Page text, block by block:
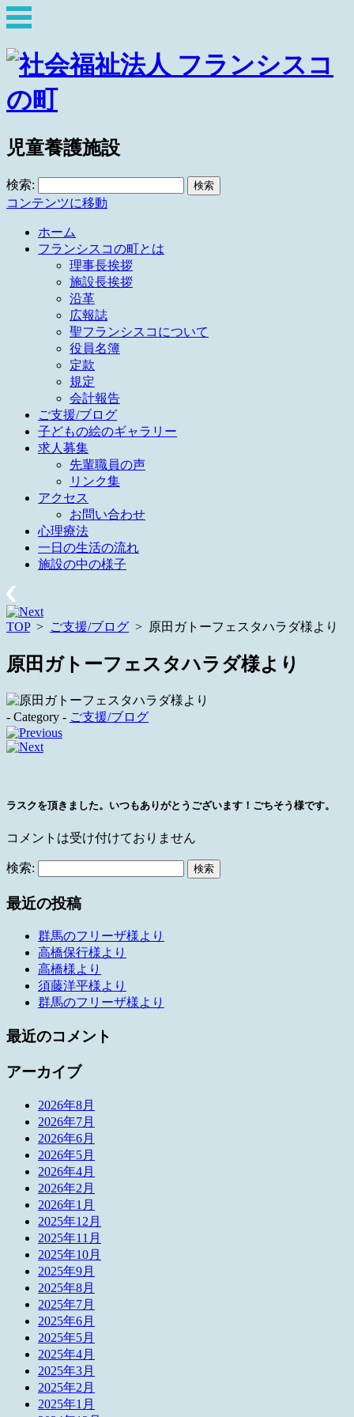
児童養護施設
検索:
コンテンツに移動
ホーム
フランシスコの町とは
理事長挨拶
施設長挨拶
沿革
広報誌
聖フランシスコについて
役員名簿
定款
規定
会計報告
ご支援/ブログ
子どもの絵のギャラリー
求人募集
先輩職員の声
リンク集
アクセス
お問い合わせ
心理療法
一日の生活の流れ
施設の中の様子
TOP> ご支援/ブログ > 原田ガトーフェスタハラダ様より
原田ガトーフェスタハラダ様より
- Category - ご支援/ブログ
ラスクを頂きました。いつもありがとうございます！ごちそう様です。
コメントは受け付けておりません
検索:
最近の投稿
群馬のフリーザ様より
高橋保行様より
高橋様より
須藤洋平様より
群馬のフリーザ様より
最近のコメント
アーカイブ
2026年8月
2026年7月
2026年6月
2026年5月
2026年4月
2026年2月
2026年1月
2025年12月
2025年11月
2025年10月
2025年9月
2025年8月
2025年7月
2025年6月
2025年5月
2025年4月
2025年3月
2025年2月
2025年1月